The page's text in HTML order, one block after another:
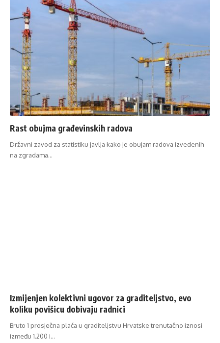
Rast obujma građevinskih radova
Državni zavod za statistiku javlja kako je obujam radova izvedenih
na zgradama…
Izmijenjen kolektivni ugovor za graditeljstvo, evo
koliku povišicu dobivaju radnici
Bruto 1 prosječna plaća u graditeljstvu Hrvatske trenutačno iznosi
između 1.200 i…